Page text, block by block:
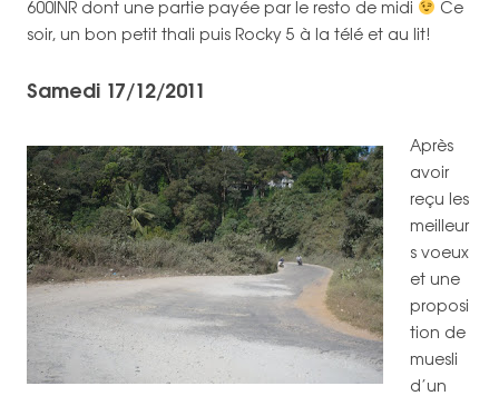
600INR dont une partie payée par le resto de midi
Ce
soir, un bon petit thali puis Rocky 5 à la télé et au lit!
Samedi 17/12/2011
Après
avoir
reçu les
meilleur
s voeux
et une
proposi
tion de
muesli
d’un